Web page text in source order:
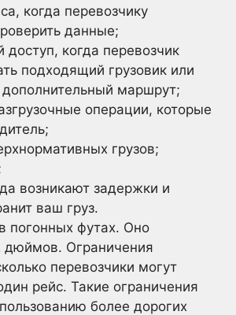
когда перевозчику
данные;
доступ, когда перевозчик
подходящий грузовик или
дополнительный маршрут;
операции, которые
грузов;
возникают задержки и
ваш груз.
погонных футах. Оно
дюймов. Ограничения
перевозчики могут
рейс. Такие ограничения
более дорогих